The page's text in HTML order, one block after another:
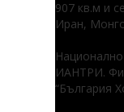
907 кв.м и
Иран,
ИАНТРИ.
“България